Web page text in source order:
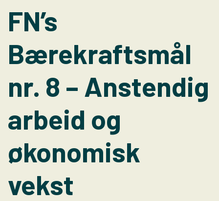
FN’s
Bærekraftsmål
nr. 8 – Anstendig
arbeid og
økonomisk
vekst